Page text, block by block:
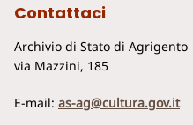
Contattaci
Archivio di Stato di Agrigento
via Mazzini, 185
E-mail: as-ag@cultura.gov.it